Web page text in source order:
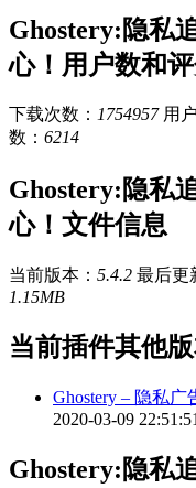
Ghostery:隐私
心！用户数和
下载次数： 1754957 用
数： 6214
Ghostery:隐私
心！文件信息
当前版本： 5.4.2 最后更
1.15MB
当前插件其他
Ghostery – 隐私广
2020-03-09 22:51:51
Ghostery:隐私